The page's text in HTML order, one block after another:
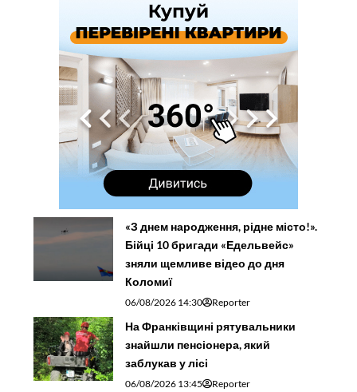
«З днем народження, рідне місто!».
Бійці 10 бригади «Едельвейс»
зняли щемливе відео до дня
Коломиї
06/08/2026 14:30 Reporter
На Франківщині рятувальники
знайшли пенсіонера, який
заблукав у лісі
06/08/2026 13:45 Reporter